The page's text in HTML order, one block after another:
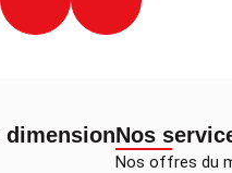
Nos
Nos offres du